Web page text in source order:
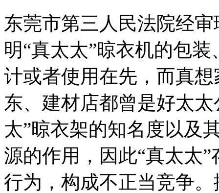
东莞市第三人民法院经
明“真太太”晾衣机的包
计或者使用在先，而真
东、建材店都曾是好太
太”晾衣架的知名度以及
源的作用，因此“真太太
行为，构成不正当竞争